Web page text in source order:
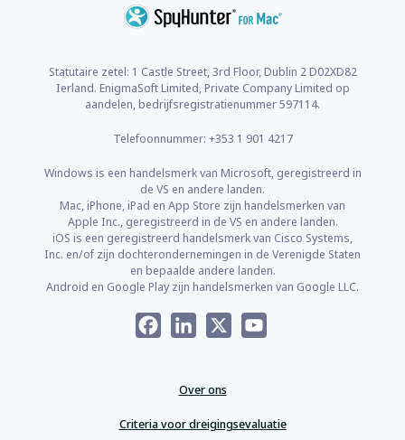
Statutaire zetel: 1 Castle Street, 3rd Floor, Dublin 2 D02XD82
Ierland. EnigmaSoft Limited, Private Company Limited op
aandelen, bedrijfsregistratienummer 597114.
Telefoonnummer: +353 1 901 4217
Windows is een handelsmerk van Microsoft, geregistreerd in
de VS en andere landen.
Mac, iPhone, iPad en App Store zijn handelsmerken van
Apple Inc., geregistreerd in de VS en andere landen.
iOS is een geregistreerd handelsmerk van Cisco Systems,
Inc. en/of zijn dochterondernemingen in de Verenigde Staten
en bepaalde andere landen.
Android en Google Play zijn handelsmerken van Google LLC.
FacebookLinkedIn
Over ons
Criteria voor dreigingsevaluatie